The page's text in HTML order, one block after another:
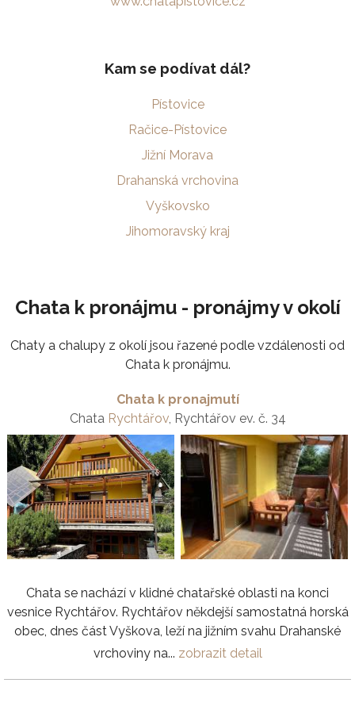
Kam se podívat dál?
Pístovice
Račice-Pístovice
Jižní Morava
Drahanská vrchovina
Vyškovsko
Jihomoravský kraj
Chata k pronájmu - pronájmy v okolí
Chaty a chalupy z okolí jsou řazené podle vzdálenosti od
Chata k pronájmu.
Chata k pronajmutí
Chata Rychtářov, Rychtářov ev. č. 34
Chata se nachází v klidné chatařské oblasti na konci
vesnice Rychtářov. Rychtářov někdejší samostatná horská
obec, dnes část Vyškova, leží na jižním svahu Drahanské
vrchoviny na... zobrazit detail